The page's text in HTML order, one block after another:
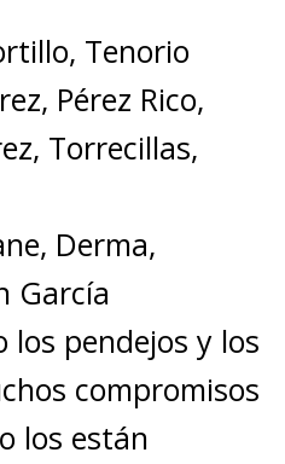
Tenorio
Pérez Rico,
Torrecillas,
Derma,
García
los pendejos y los
compromisos
los están